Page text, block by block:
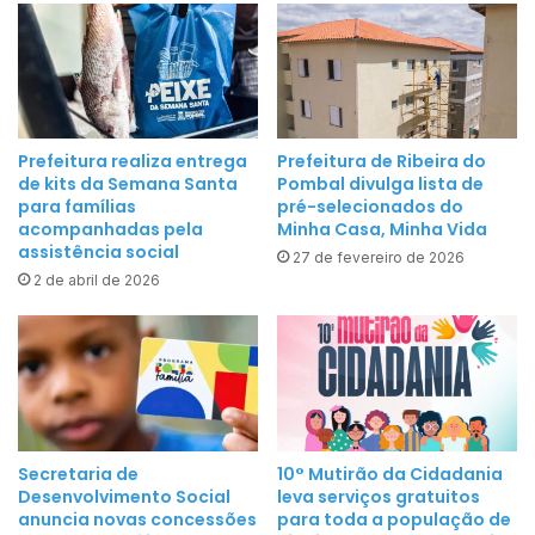
a
C
o
n
f
e
r
ê
c
i
a
M
n
i
c
e
n
t
e
,
j
á
c
h
e
g
o
u
a
R
i
Prefeitura realiza entrega
de kits da Semana Santa
para famílias
acompanhadas pela
assistência social
2 de abril de 2026
Prefeitura de Ribeira do
Pombal divulga lista de
pré-selecionados do
Minha Casa, Minha Vida
27 de fevereiro de 2026
Secretaria de
Desenvolvimento Social
anuncia novas concessões
10° Mutirão da Cidadania
leva serviços gratuitos
para toda a população de